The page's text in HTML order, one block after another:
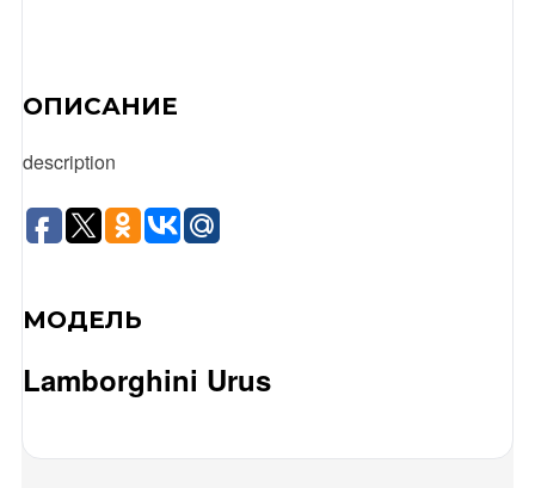
ОПИСАНИЕ
description
МОДЕЛЬ
Lamborghini Urus